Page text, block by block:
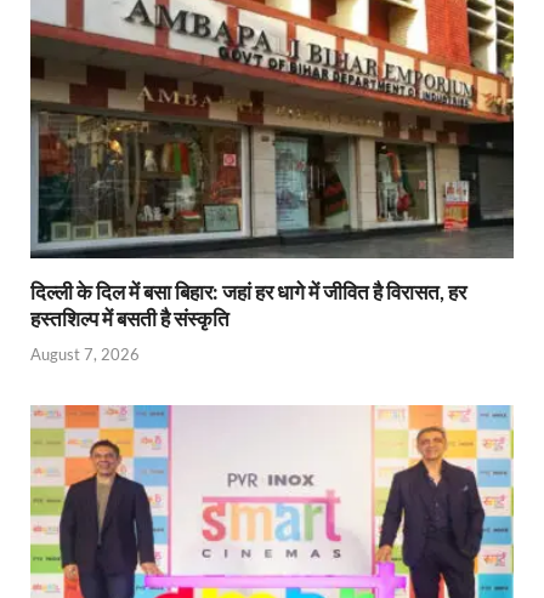
दिल्ली के दिल में बसा बिहार: जहां हर धागे में जीवित है विरासत, हर
हस्तशिल्प में बसती है संस्कृति
August 7, 2026